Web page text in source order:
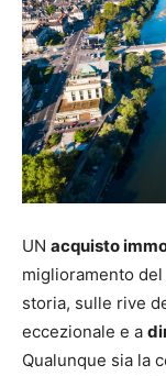
UN acquisto
miglioramento del
storia, sulle rive
eccezionale e a
Qualunque sia la